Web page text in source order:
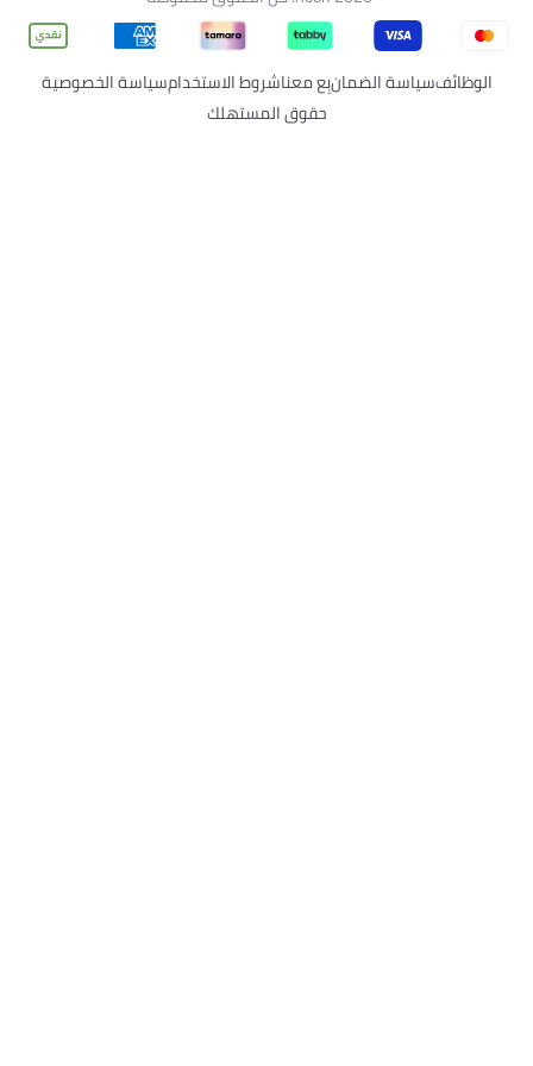
الوظائفسياسة الضمانبِع معناشروط الاستخدامسياسة الخصوصية
حقوق المستهلك